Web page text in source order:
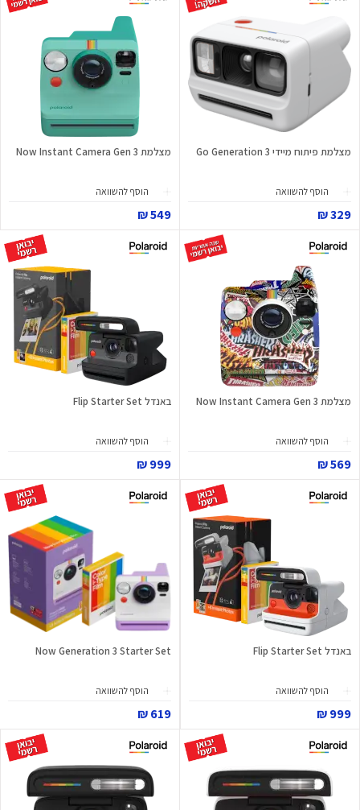
מצלמת פיתוח מיידי Go Generation 3
הוסף להשוואה
329 ₪
מצלמת Now Instant Camera Gen 3
הוסף להשוואה
549 ₪
מצלמת Now Instant Camera Gen 3
הוסף להשוואה
569 ₪
באנדל Flip Starter Set
הוסף להשוואה
999 ₪
באנדל Flip Starter Set
הוסף להשוואה
999 ₪
Now Generation 3 Starter Set
הוסף להשוואה
619 ₪